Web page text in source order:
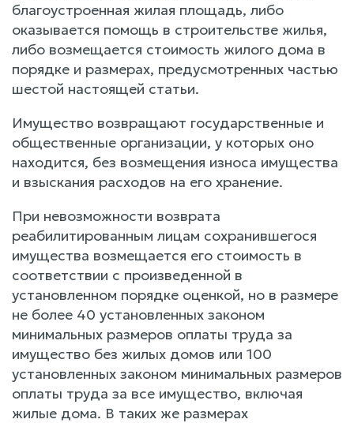
благоустроенная жилая площадь, либо
оказывается помощь в строительстве жилья,
либо возмещается стоимость жилого дома в
порядке и размерах, предусмотренных частью
шестой настоящей статьи.
Имущество возвращают государственные и
общественные организации, у которых оно
находится, без возмещения износа имущества
и взыскания расходов на его хранение.
При невозможности возврата
реабилитированным лицам сохранившегося
имущества возмещается его стоимость в
соответствии с произведенной в
установленном порядке оценкой, но в размере
не более 40 установленных законом
минимальных размеров оплаты труда за
имущество без жилых домов или 100
установленных законом минимальных размеров
оплаты труда за все имущество, включая
жилые дома. В таких же размерах